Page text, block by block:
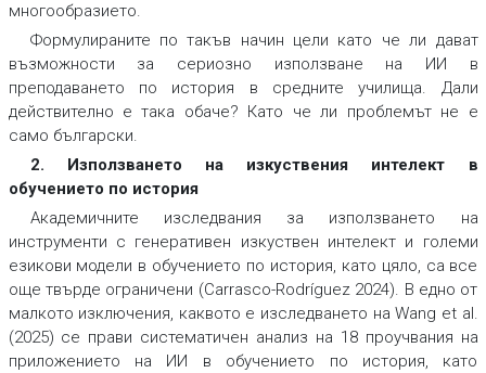
многообразието.
Формулираните по такъв начин цели като че ли дават
възможности за сериозно използване на ИИ в
преподаването по история в средните училища. Дали
действително е така обаче? Като че ли проблемът не е
само български.
2. Използването на изкуствения интелект в
обучението по история
Академичните изследвания за използването на
инструменти с генеративен изкуствен интелект и големи
езикови модели в обучението по история, като цяло, са все
още твърде ограничени (Carrasco-Rodríguez 2024). В едно от
малкото изключения, каквото е изследването на Wang et al.
(2025) се прави систематичен анализ на 18 проучвания на
приложението на ИИ в обучението по история, като